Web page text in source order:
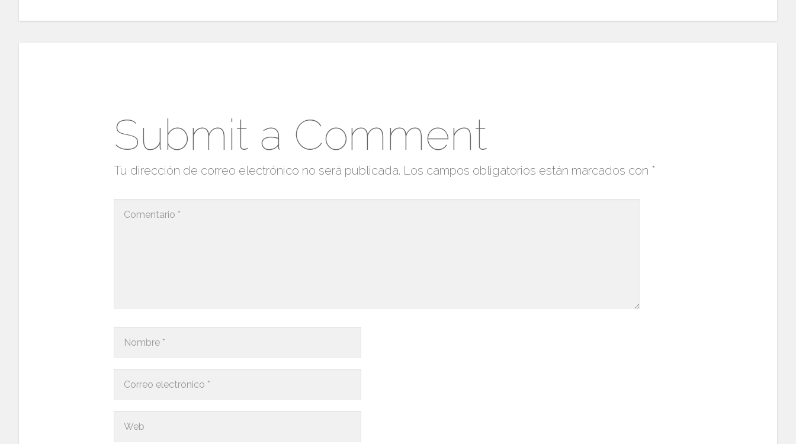
Submit a Comment
Tu dirección de correo electrónico no será publicada. Los campos obligatorios están marcados con *